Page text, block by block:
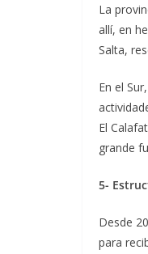
La
allí, en
Salta,
En el
El
grande
5-
Desde
para